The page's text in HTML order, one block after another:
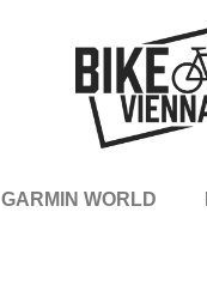
GARMIN WORLD